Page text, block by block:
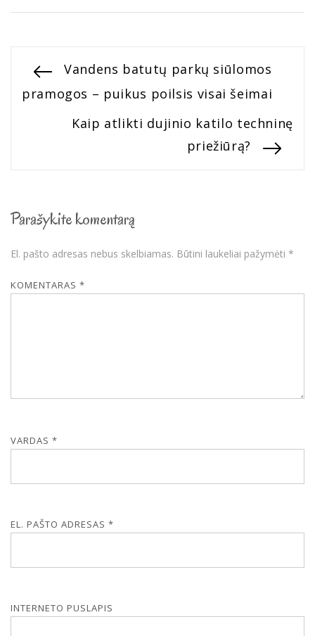
Navigacija
tarp
Previous
post:
Vandens batutų parkų siūlomos
pramogos – puikus poilsis visai šeimai
Next
Kaip atlikti dujinio katilo techninę
priežiūrą?
Parašykite komentarą
El. pašto adresas nebus skelbiamas. Būtini laukeliai pažymėti *
KOMENTARAS *
VARDAS *
EL. PAŠTO ADRESAS *
INTERNETO PUSLAPIS